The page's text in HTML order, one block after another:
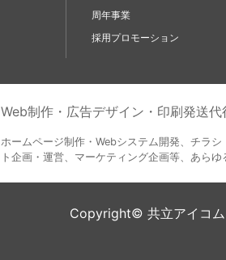
周年事業
採用プロモーション
Web制作・広告デザイン・印刷発送
ホームページ制作・Webシステム開発、チラ
ト企画・運営、マーケティング企画等、あら
Copyright© 共立アイコ